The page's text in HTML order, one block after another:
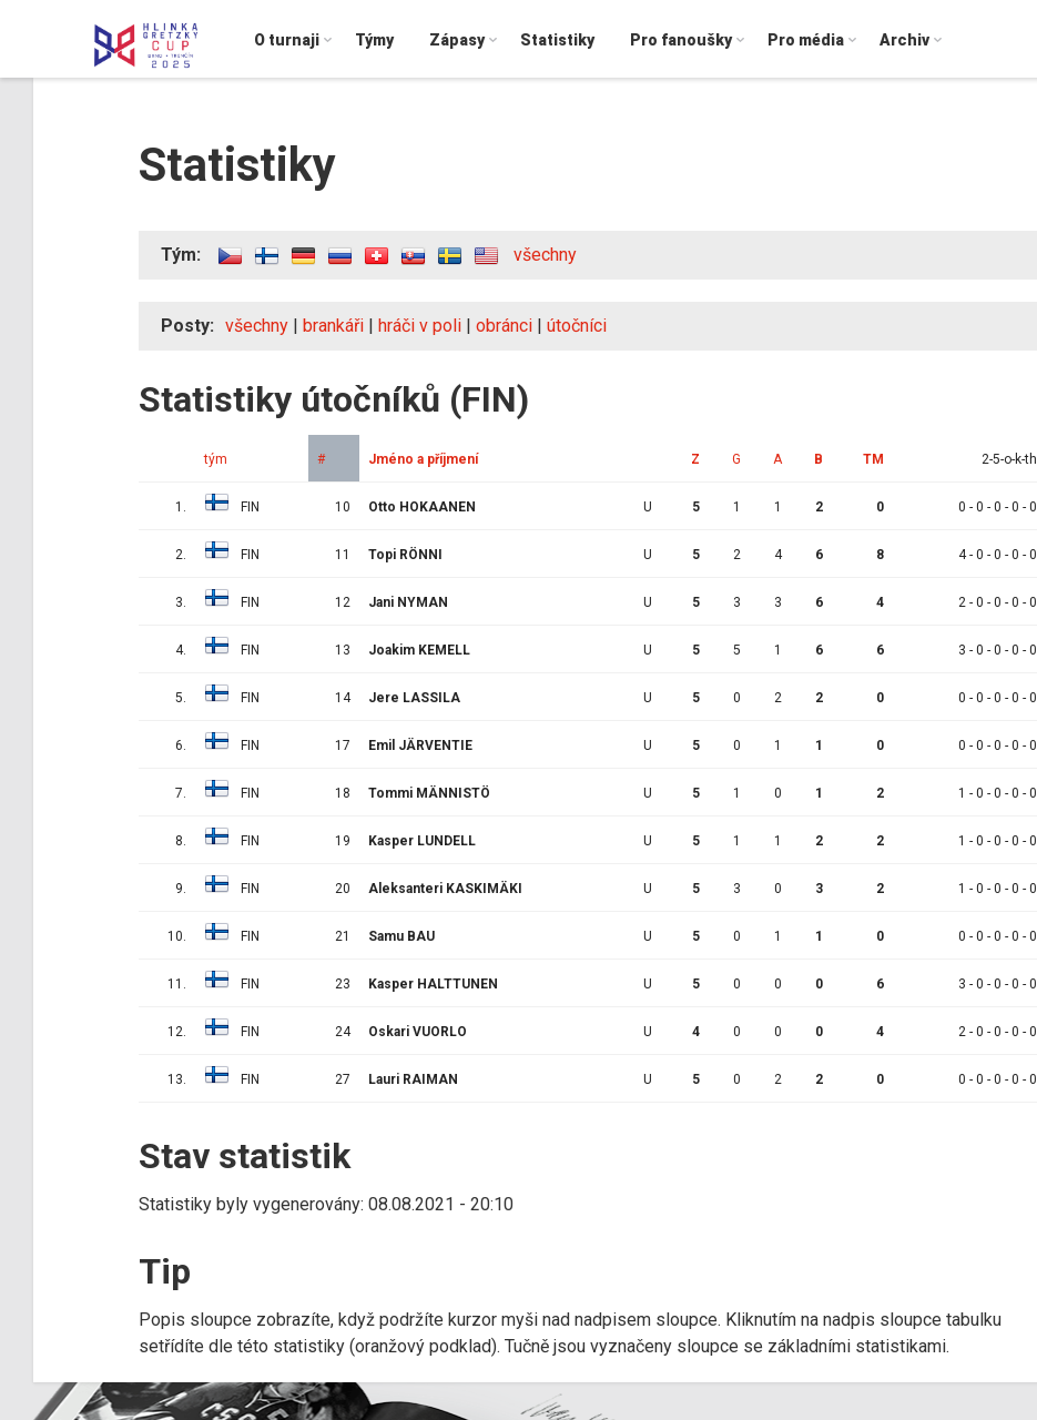
O turnaji Týmy Zápasy Statistiky Pro fanoušky Pro média Archiv
Statistiky
Tým: všechny
Posty: všechny | brankáři | hráči v poli | obránci | útočníci
Statistiky útočníků (FIN)
tým # Jméno a příjmení Z G A B TM 2-5-o-k-th
1. FIN 10 Otto HOKAANEN U 5 1 1 2 0 0 - 0 - 0 - 0 - 0
2. FIN 11 Topi RÖNNI U 5 2 4 6 8 4 - 0 - 0 - 0 - 0
3. FIN 12 Jani NYMAN U 5 3 3 6 4 2 - 0 - 0 - 0 - 0
4. FIN 13 Joakim KEMELL U 5 5 1 6 6 3 - 0 - 0 - 0 - 0
5. FIN 14 Jere LASSILA U 5 0 2 2 0 0 - 0 - 0 - 0 - 0
6. FIN 17 Emil JÄRVENTIE U 5 0 1 1 0 0 - 0 - 0 - 0 - 0
7. FIN 18 Tommi MÄNNISTÖ U 5 1 0 1 2 1 - 0 - 0 - 0 - 0
8. FIN 19 Kasper LUNDELL U 5 1 1 2 2 1 - 0 - 0 - 0 - 0
9. FIN 20 Aleksanteri KASKIMÄKI U 5 3 0 3 2 1 - 0 - 0 - 0 - 0
10. FIN 21 Samu BAU U 5 0 1 1 0 0 - 0 - 0 - 0 - 0
11. FIN 23 Kasper HALTTUNEN U 5 0 0 0 6 3 - 0 - 0 - 0 - 0
12. FIN 24 Oskari VUORLO U 4 0 0 0 4 2 - 0 - 0 - 0 - 0
13. FIN 27 Lauri RAIMAN U 5 0 2 2 0 0 - 0 - 0 - 0 - 0
Stav statistik
Statistiky byly vygenerovány: 08.08.2021 - 20:10
Tip
Popis sloupce zobrazíte, když podržíte kurzor myši nad nadpisem sloupce. Kliknutím na nadpis sloupce tabulku
setřídíte dle této statistiky (oranžový podklad). Tučně jsou vyznačeny sloupce se základními statistikami.